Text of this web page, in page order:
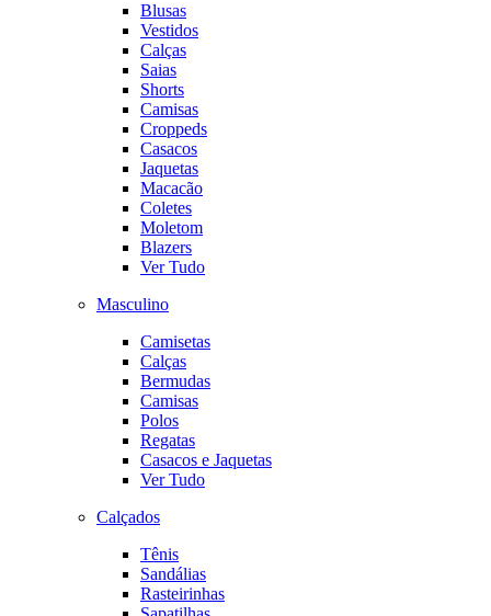
Blusas
Vestidos
Calças
Saias
Shorts
Camisas
Croppeds
Casacos
Jaquetas
Macacão
Coletes
Moletom
Blazers
Ver Tudo
Masculino
Camisetas
Calças
Bermudas
Camisas
Polos
Regatas
Casacos e Jaquetas
Ver Tudo
Calçados
Tênis
Sandálias
Rasteirinhas